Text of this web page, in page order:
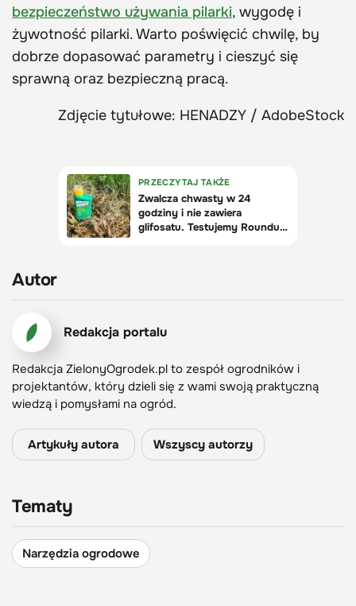
bezpieczeństwo używania pilarki, wygodę i
żywotność pilarki. Warto poświęcić chwilę, by
dobrze dopasować parametry i cieszyć się
sprawną oraz bezpieczną pracą.
Zdjęcie tytułowe: HENADZY / AdobeStock
Autor
Redakcja portalu
Redakcja ZielonyOgrodek.pl to zespół ogrodników i
projektantów, który dzieli się z wami swoją praktyczną
wiedzą i pomysłami na ogród.
Artykuły autora Wszyscy autorzy
Tematy
Narzędzia ogrodowe